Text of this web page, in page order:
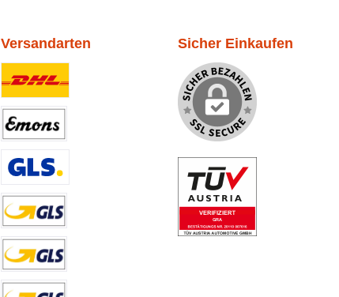
Versandarten
Versand DE, AT, BE, NL < 41,5 kg
Versand LI, LU, < 40 kg
Benutzerdefiniertes Bild 1
Benutzerdefiniertes Bild 3
Sicher Einkaufen